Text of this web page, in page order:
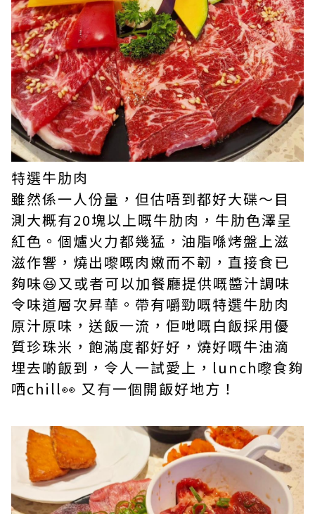
特選牛肋肉
雖然係一人份量，但估唔到都好大碟～目
測大概有20塊以上嘅牛肋肉，牛肋色澤呈
紅色。個爐火力都幾猛，油脂喺烤盤上滋
滋作響，燒出嚟嘅肉嫩而不韌，直接食已
夠味😆又或者可以加餐廳提供嘅醬汁調味
令味道層次昇華。帶有嚼勁嘅特選牛肋肉
原汁原味，送飯一流，佢哋嘅白飯採用優
質珍珠米，飽滿度都好好，燒好嘅牛油滴
埋去啲飯到，令人一試愛上，lunch嚟食夠
哂chill👀 又有一個開飯好地方！